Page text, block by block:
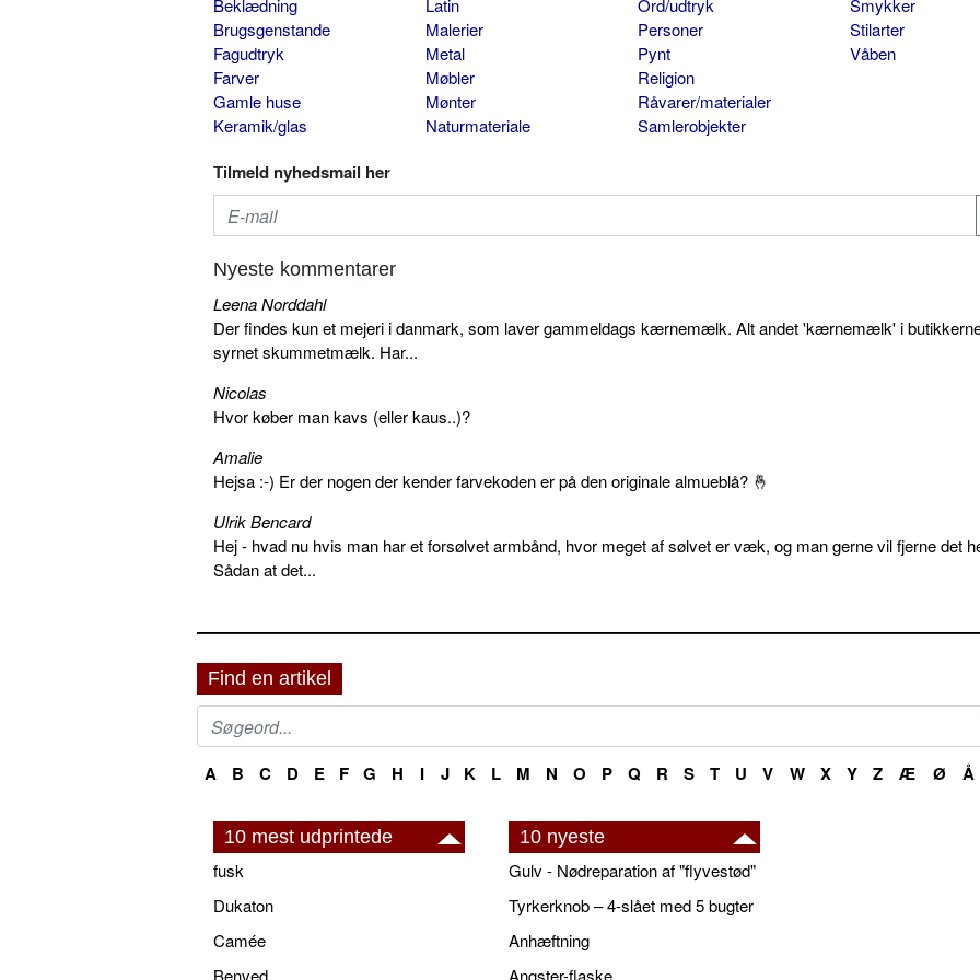
Beklædning
Brugsgenstande
Fagudtryk
Farver
Gamle huse
Keramik/glas
Latin
Malerier
Metal
Møbler
Mønter
Naturmateriale
Ord/udtryk
Personer
Pynt
Religion
Råvarer/materialer
Samlerobjekter
Smykker
Stilarter
Våben
Tilmeld nyhedsmail her
Nyeste kommentarer
Leena Norddahl
Der findes kun et mejeri i danmark, som laver gammeldags kærnemælk. Alt andet 'kærnemælk' i
syrnet skummetmælk. Har...
Nicolas
Hvor køber man kavs (eller kaus..)?
Amalie
Hejsa :-) Er der nogen der kender farvekoden er på den originale almueblå? 🤞
Ulrik Bencard
Hej - hvad nu hvis man har et forsølvet armbånd, hvor meget af sølvet er væk, og man gerne vil fjerne det
Sådan at det...
Find en artikel
A B C D E F G H I J K L M N O P Q R S T U V W X Y Z Æ Ø Å
10 mest udprintede
fusk
Dukaton
Camée
Benved
10 nyeste
Gulv - Nødreparation af "flyvestød"
Tyrkerknob – 4-slået med 5 bugter
Anhæftning
Angster-flaske